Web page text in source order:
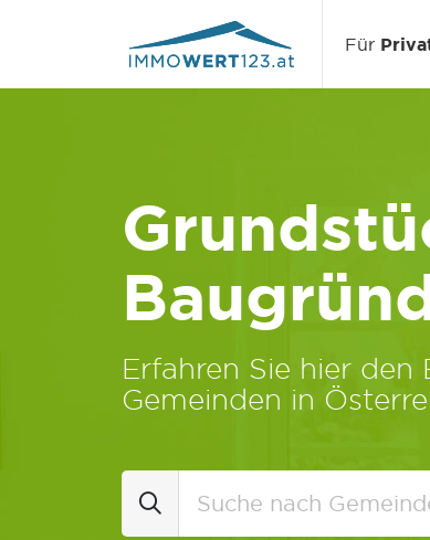
Für
Erfahren Sie hier den
Gemeinden in